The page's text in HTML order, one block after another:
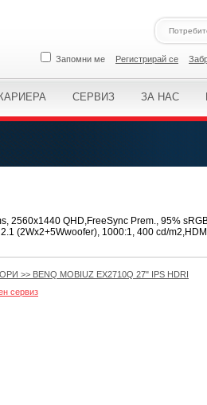
Запомни ме Регистрирай се
КАРИЕРА СЕРВИЗ ЗА НАС
2560x1440 QHD,FreeSync Prem., 95%
(2Wx2+5Wwoofer), 1000:1, 400 cd/
>> BENQ MOBIUZ EX2710Q 27" IPS HDRI
сервиз